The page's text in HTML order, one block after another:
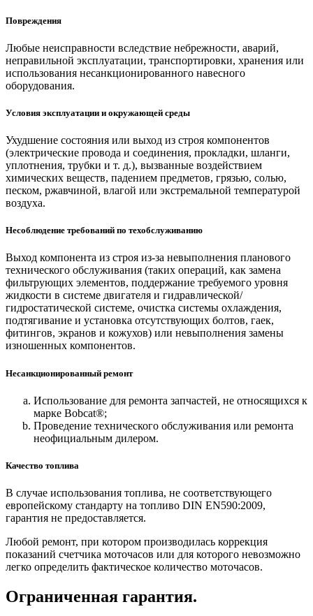
Повреждения
Любые неисправности вследствие небрежности, аварий,
неправильной эксплуатации, транспортировки, хранения или
использования несанкционированного навесного
оборудования.
Условия эксплуатации и окружающей среды
Ухудшение состояния или выход из строя компонентов
(электрические провода и соединения, прокладки, шланги,
уплотнения, трубки и т. д.), вызванные воздействием
химических веществ, падением предметов, грязью, солью,
песком, ржавчиной, влагой или экстремальной температурой
воздуха.
Несоблюдение требований по техобслуживанию
Выход компонента из строя из-за невыполнения планового
технического обслуживания (таких операций, как замена
фильтрующих элементов, поддержание требуемого уровня
жидкости в системе двигателя и гидравлической/
гидростатической системе, очистка системы охлаждения,
подтягивание и установка отсутствующих болтов, гаек,
фитингов, экранов и кожухов) или невыполнения замены
изношенных компонентов.
Несанкционированный ремонт
Использование для ремонта запчастей, не относящихся к
марке Bobcat®;
Проведение технического обслуживания или ремонта
неофициальным дилером.
Качество топлива
В случае использования топлива, не соответствующего
европейскому стандарту на топливо DIN EN590:2009,
гарантия не предоставляется.
Любой ремонт, при котором производилась коррекция
показаний счетчика моточасов или для которого невозможно
легко определить фактическое количество моточасов.
Ограниченная гарантия.